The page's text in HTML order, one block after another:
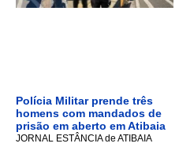
Polícia Militar prende três
homens com mandados de
prisão em aberto em Atibaia
JORNAL ESTÂNCIA de ATIBAIA